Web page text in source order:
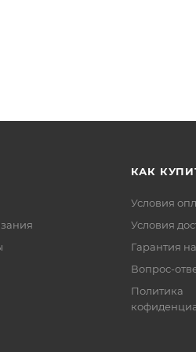
КАК
Условия
Условия
Гарантия
Вопрос-
Политика